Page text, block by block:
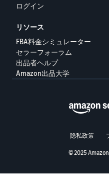
日
本
語
Italiano
- IT
한
국
어
JPっ
ログイン
リソース
FBA料金シミュレーター
セラーフォーラム
出品者ヘルプ
Amazon出品大学
隐私政策
© 2025